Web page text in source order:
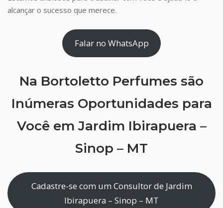
alcançar o sucesso que merece.
Falar no WhatsApp
Na Bortoletto Perfumes são
Inúmeras Oportunidades para
Você em Jardim Ibirapuera –
Sinop – MT
Cadastre-se com um Consultor de Jardim
Ibirapuera – Sinop – MT